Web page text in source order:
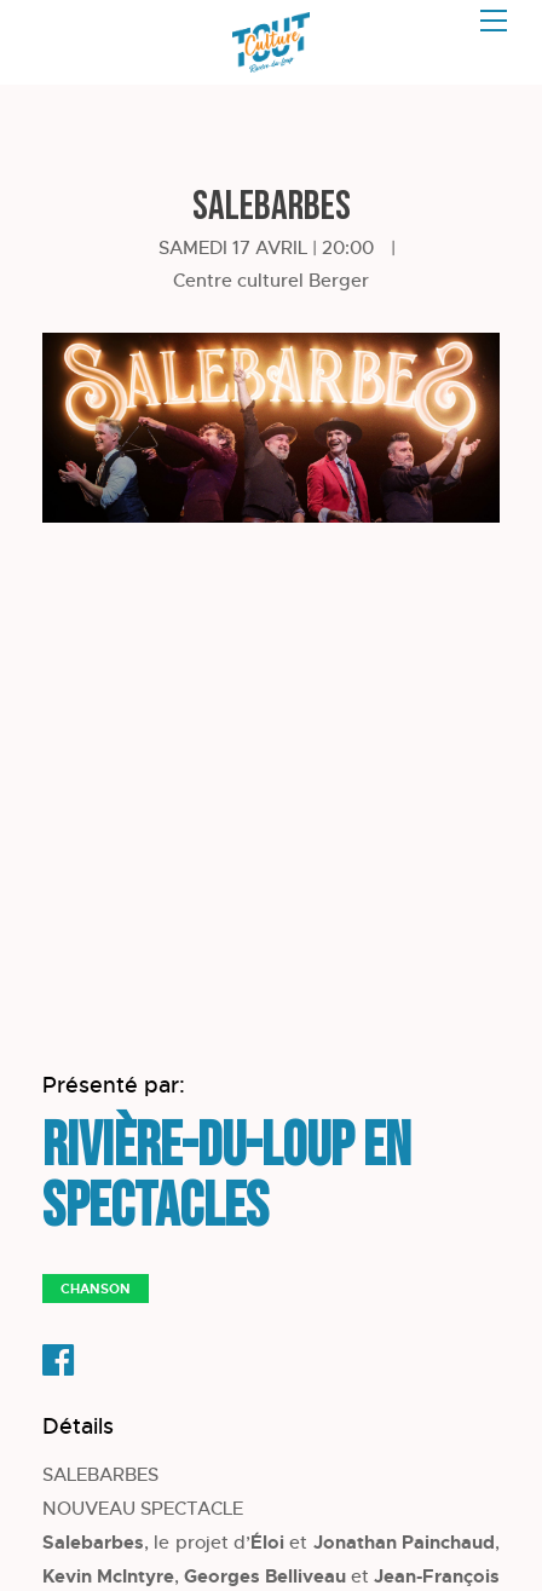
SALEBARBES
SAMEDI 17 AVRIL | 20:00
|
Centre culturel Berger
Présenté par:
Rivière-du-Loup en
spectacles
CHANSON
Détails
SALEBARBES
NOUVEAU SPECTACLE
Salebarbes, le projet d’Éloi et Jonathan Painchaud,
Kevin McIntyre, Georges Belliveau et Jean-François